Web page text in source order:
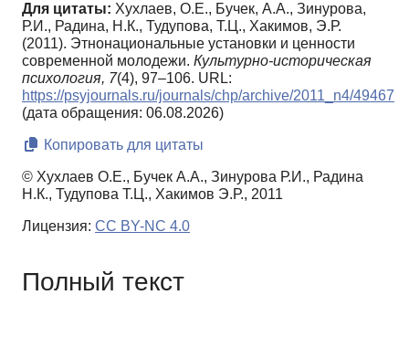
Для цитаты: Хухлаев, О.Е., Бучек, А.А., Зинурова,
Р.И., Радина, Н.К., Тудупова, Т.Ц., Хакимов, Э.Р.
(2011). Этнонациональные установки и ценности
современной молодежи. Культурно-историческая
психология, 7(4), 97–106. URL:
https://psyjournals.ru/journals/chp/archive/2011_n4/49467
(дата обращения: 06.08.2026)
Копировать для цитаты
© Хухлаев О.Е., Бучек А.А., Зинурова Р.И., Радина
Н.К., Тудупова Т.Ц., Хакимов Э.Р., 2011
Лицензия: CC BY-NC 4.0
Полный текст